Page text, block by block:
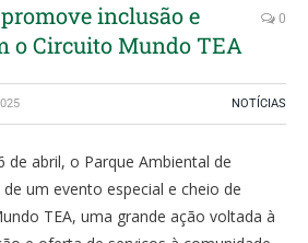
inclusão e
o Circuito Mundo TEA
0
NOTÍCIAS
abril, o Parque Ambiental de
um evento especial e cheio de
TEA, uma grande ação voltada à